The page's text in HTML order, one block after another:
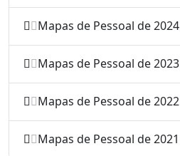
Mapas de Pessoal de 2024
Mapas de Pessoal de 2023
Mapas de Pessoal de 2022
Mapas de Pessoal de 2021